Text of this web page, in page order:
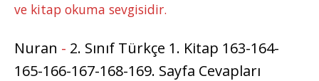
ve kitap okuma sevgisidir.
Nuran - 2. Sınıf Türkçe 1. Kitap 163-164-
165-166-167-168-169. Sayfa Cevapları